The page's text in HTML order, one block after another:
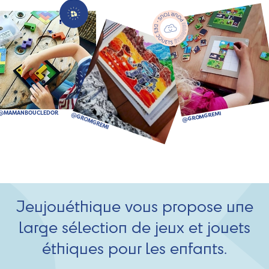
Jeujouéthique vous propose une
large sélection de jeux et jouets
éthiques pour les enfants.